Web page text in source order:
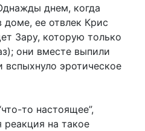
днем, когда
ее отвлек Крис
Зару, которую только
они вместе выпили
эротическое
то настоящее”,
реакция на такое